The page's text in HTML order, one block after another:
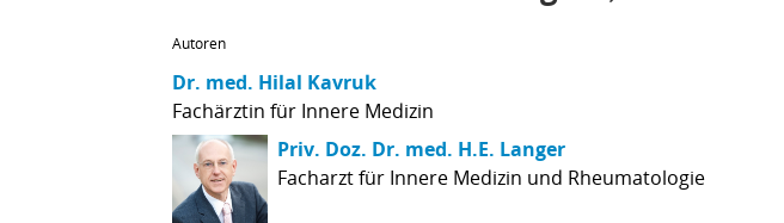
Autor
Dr. med. Hilal Kavruk
Fachärztin für Innere Medizin
Priv. Doz. Dr. med. H.E. Langer
Facharzt für Innere Medizin und Rheumatologie